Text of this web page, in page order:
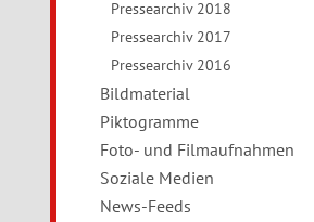
Pressearchiv 2018
Pressearchiv 2017
Pressearchiv 2016
Bildmaterial
Piktogramme
Foto- und Filmaufnahmen
Soziale Medien
News-Feeds